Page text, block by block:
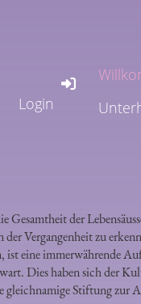
Login
Gesamtheit der
Vergangenheit zu
ist eine immerwährende
Dies haben sich der
gleichnamige Stiftung zur